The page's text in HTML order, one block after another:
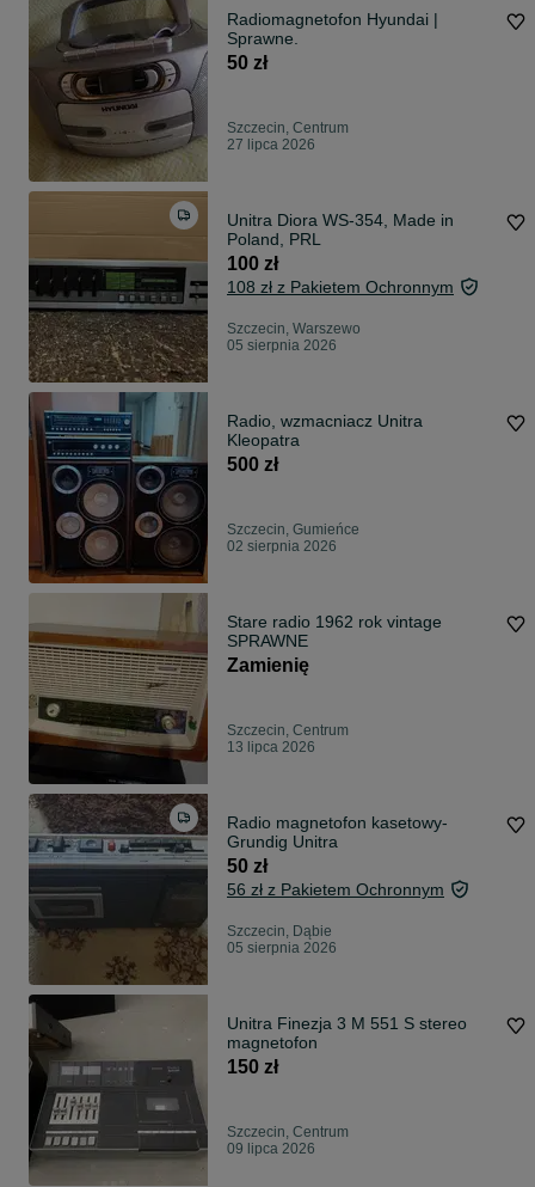
Radiomagnetofon Hyundai |
Sprawne.
50 zł
Szczecin, Centrum
27 lipca 2026
Unitra Diora WS-354, Made in
Poland, PRL
100 zł
108 zł z Pakietem Ochronnym
Szczecin, Warszewo
05 sierpnia 2026
Radio, wzmacniacz Unitra
Kleopatra
500 zł
Szczecin, Gumieńce
02 sierpnia 2026
Stare radio 1962 rok vintage
SPRAWNE
Zamienię
Szczecin, Centrum
13 lipca 2026
Radio magnetofon kasetowy-
Grundig Unitra
50 zł
56 zł z Pakietem Ochronnym
Szczecin, Dąbie
05 sierpnia 2026
Unitra Finezja 3 M 551 S stereo
magnetofon
150 zł
Szczecin, Centrum
09 lipca 2026